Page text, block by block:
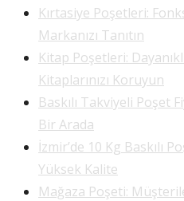
Kırtasiye Poşetleri:
Markanızı Tanıtın
Kitap Poşetleri:
Kitaplarınızı Koruyun
Baskılı Takviyeli Poşet
Bir Arada
İzmir’de 10 Kg Baskılı
Yüksek Kalite
Mağaza Poşeti: